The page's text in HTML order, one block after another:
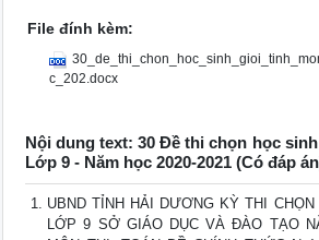
File đính kèm:
c_202.docx
Nội dung text: 30 Đề thi chọn học
Lớp 9 - Năm học 2020-2021 (Có đáp
UBND TỈNH HẢI DƯƠNG KỲ THI
LỚP 9 SỞ GIÁO DỤC VÀ ĐÀO TẠO